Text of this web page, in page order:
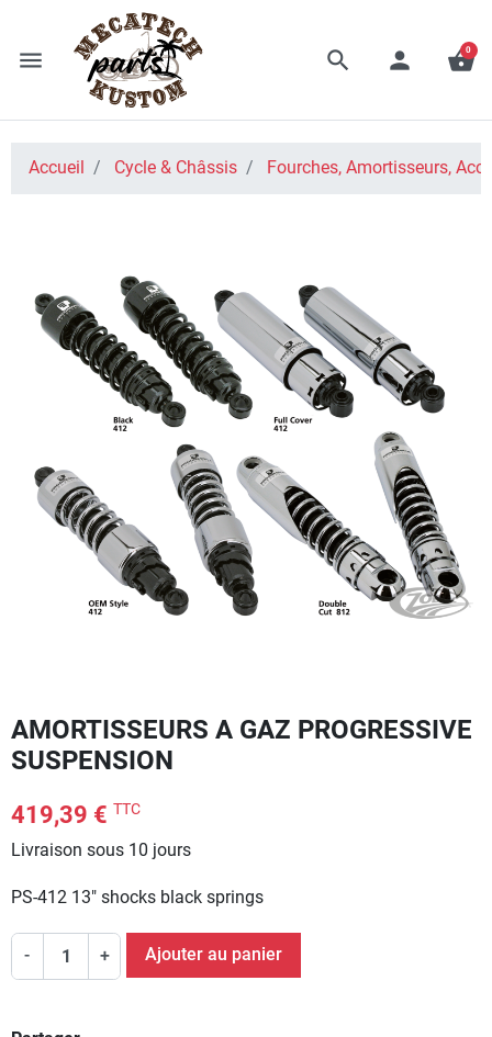
menu search person shopping_basket
0
Accueil Cycle & Châssis Fourches, Amortisseurs,
AMORTISSEURS A GAZ PROGRESSIVE
SUSPENSION
419,39 € TTC
Livraison sous 10 jours
PS-412 13" shocks black springs
- + Ajouter au panier